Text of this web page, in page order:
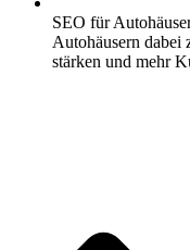
SEO für
Autohäusern dabei
stärken und mehr